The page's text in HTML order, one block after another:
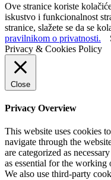
Ove stranice koriste
iskustvo i funkcionalnost
stranice, slažete se da se
pravilnikom o privatnosti.
Privacy & Cookies Policy
Close
Privacy Overview
This website uses cookies
navigate through the
are categorized as
as essential for the
We also use third-party